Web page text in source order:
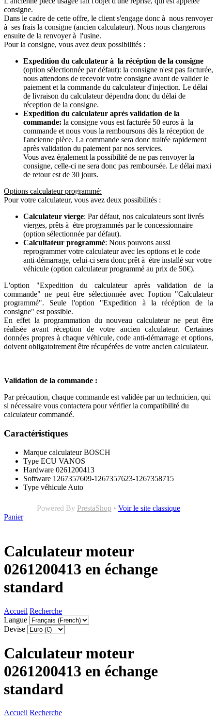
consigne.
Dans le cadre de cette offre, le client s'engage donc à nous renvoyer
à ses frais la consigne (ancien calculateur). Nous nous chargerons
ensuite de la renvoyer à l'usine.
Pour la consigne, vous avez deux possibilités :
Expedition du calculateur à la récéption de la consigne
(option sélectionnée par défaut): la consigne n'est pas facturée,
nous attendons de recevoir votre consigne avant de valider le
paiement et la commande du calculateur d'injection. Le délai
de livraison du calculateur dépendra donc du délai de
réception de la consigne.
Expedition du calculateur après validation de la
commande: la consigne vous est facturée 50 euros à la
commande et nous vous la remboursons dès la réception de
l'ancienne pièce. La commande sera donc traitée rapidement
après validation du paiement par nos services.
Vous avez également la possibilité de ne pas renvoyer la
consigne, celle-ci ne sera donc pas remboursée. Le délai maxi
de retour est de 30 jours.
Options calculateur programmé:
Pour votre calculateur, vous avez deux possibilités :
Calculateur vierge: Par défaut, nos calculateurs sont livrés
vierges, prêts à étre programmés par le concessionnaire
(option sélectionnée par défaut).
Calcultateur programmé: Nous pouvons aussi
reprogrammer votre calculateur avec les options et le code
anti-démarrage, celui-ci sera donc prêt à étre installé sur votre
véhicule (option calculateur programmé au prix de 50€).
L'option "Expedition du calculateur après validation de la
commande" ne peut être sélectionnée avec l'option "Calculateur
programmé". Seule l'option "Expedition à la récéption de la
consigne" est possible.
En effet la programmation du nouveau calculateur ne peut être
réalisée avant réception de votre ancien calculateur. Certaines
données propres à chaque véhicule, code anti-démarrage et options,
doivent obligatoirement être récupérées de votre ancien calculateur.
Validation de la commande :
Par précaution, chaque commande est validée par un technicien, qui
si nécessaire vous contactera pour vérifier la compatibilité du
calculateur commandé.
Caractéristiques
Marque calculateur BOSCH
Type ECU VANOS
Hardware 0261200413
Software 1267357609-1267357623-1267358715
Type véhicule Auto
Powered By PrestaShop • Voir le site classique
Panier
Calculateur moteur
0261200413 en échange
standard
Accueil Recherche
Langue
Devise
Calculateur moteur
0261200413 en échange
standard
Accueil Recherche